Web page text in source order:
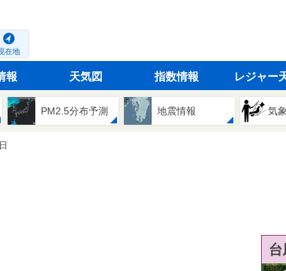
在地
報 天気図 指数情報 レジャー
PM2.5分布予測 地震情報 気